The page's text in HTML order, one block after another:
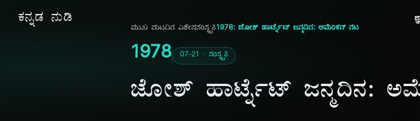
ಕನ್ನಡ ನುಡಿ
ಮುಖ ಪುಟದಿನ ವಿಶೇಷಸಂಸ್ಕೃತಿ1978: ಜೋಶ್ ಹಾರ್ಟ್ನೆಟ್ ಜನ್ಮದಿನ: ಅಮೆರಿಕನ್ ನಟ
1978 07-21 · ಸಂಸ್ಕೃತಿ
ಜೋಶ್ ಹಾರ್ಟ್ನೆಟ್ ಜನ್ಮದಿನ: